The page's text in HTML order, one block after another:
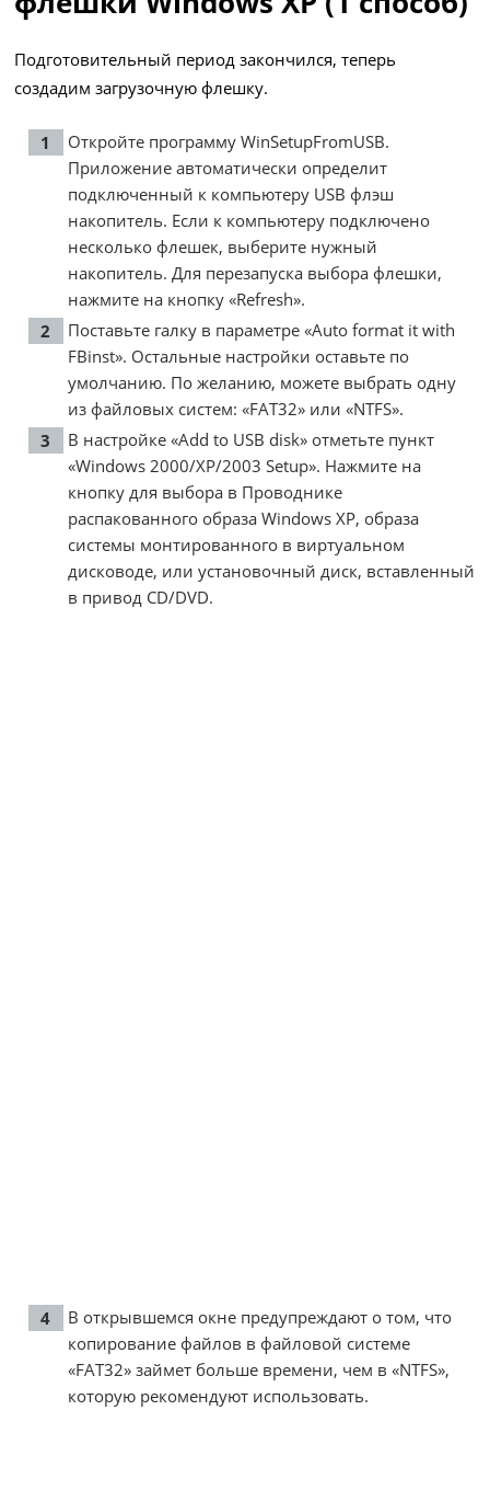
Подготовительный период закончился, теперь
создадим загрузочную флешку.
Откройте программу WinSetupFromUSB.
Приложение автоматически определит
подключенный к компьютеру USB флэш
накопитель. Если к компьютеру подключено
несколько флешек, выберите нужный
накопитель. Для перезапуска выбора флешки,
нажмите на кнопку «Refresh».
Поставьте галку в параметре «Auto format it with
FBinst». Остальные настройки оставьте по
умолчанию. По желанию, можете выбрать одну
из файловых систем: «FAT32» или «NTFS».
В настройке «Add to USB disk» отметьте пункт
«Windows 2000/XP/2003 Setup». Нажмите на
кнопку для выбора в Проводнике
распакованного образа Windows XP, образа
системы монтированного в виртуальном
дисководе, или установочный диск, вставленный
в привод CD/DVD.
В открывшемся окне предупреждают о том, что
копирование файлов в файловой системе
«FAT32» займет больше времени, чем в «NTFS»,
которую рекомендуют использовать.